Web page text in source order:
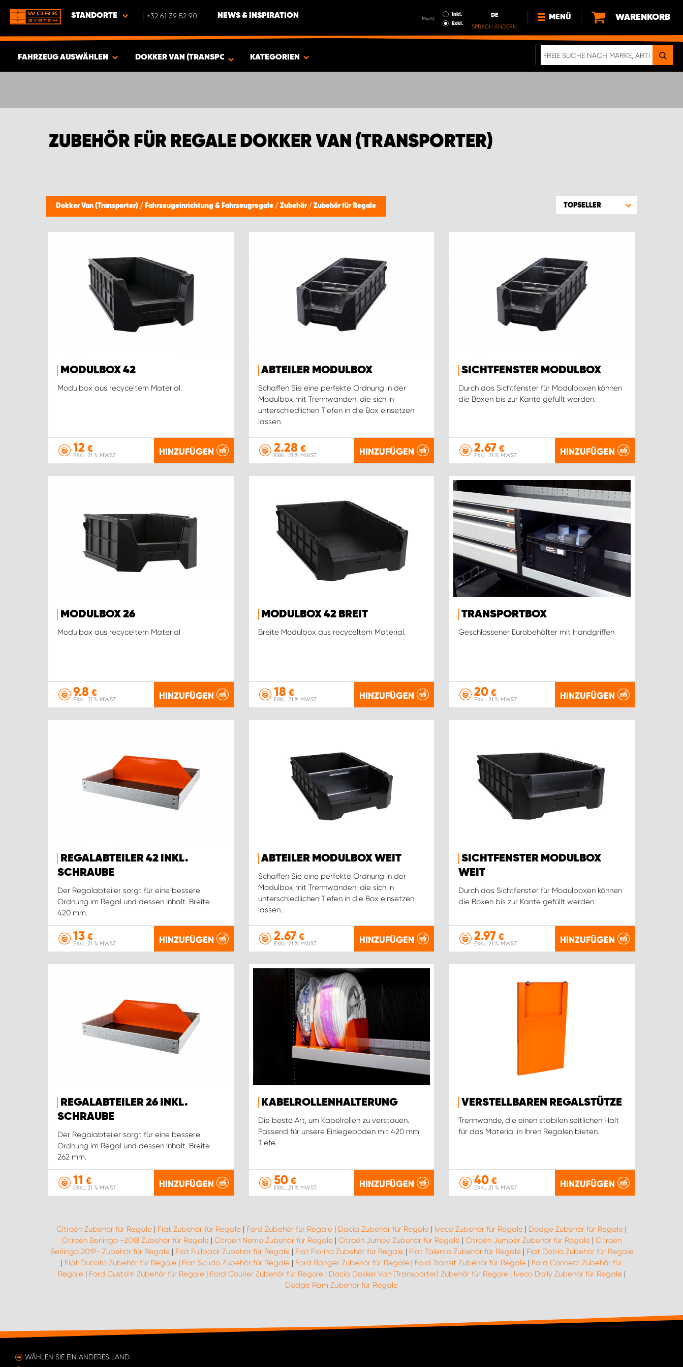
STANDORTE +32 61 39 52 90 NEWS & INSPIRATION MwSt.
Inkl.
Exkl.
DE
SPRACH ÄNDERN
MENÜ
NEWS
WARENKORB
FAHRZEUG AUSWÄHLEN
ARTIKEL
DOKKER VAN (TRANSPORTER) KATEGORIEN
ZUBEHÖR FÜR REGALE DOKKER VAN (TRANSPORTER)
Dokker Van (Transporter) / Fahrzeugeinrichtung & Fahrzeugregale / Zubehör / Zubehör für Regale TOPSELLER
MODULBOX 42
Modulbox aus recyceltem Material.
12 €
EXKL. 21 % MWST. HINZUFÜGEN
ABTEILER MODULBOX
Schaffen Sie eine perfekte Ordnung in der
Modulbox mit Trennwänden, die sich in
unterschiedlichen Tiefen in die Box einsetzen
lassen.
2.28 €
EXKL. 21 % MWST. HINZUFÜGEN
SICHTFENSTER MODULBOX
Durch das Sichtfenster für Modulboxen können
die Boxen bis zur Kante gefüllt werden.
2.67 €
EXKL. 21 % MWST. HINZUFÜGEN
MODULBOX 26
Modulbox aus recyceltem Material
9.8 €
EXKL. 21 % MWST. HINZUFÜGEN
MODULBOX 42 BREIT
Breite Modulbox aus recyceltem Material.
18 €
EXKL. 21 % MWST. HINZUFÜGEN
TRANSPORTBOX
Geschlossener Eurobehälter mit Handgriffen
20 €
EXKL. 21 % MWST. HINZUFÜGEN
REGALABTEILER 42 INKL.
SCHRAUBE
Der Regalabteiler sorgt für eine bessere
Ordnung im Regal und dessen Inhalt. Breite
420 mm.
13 €
EXKL. 21 % MWST. HINZUFÜGEN
ABTEILER MODULBOX WEIT
Schaffen Sie eine perfekte Ordnung in der
Modulbox mit Trennwänden, die sich in
unterschiedlichen Tiefen in die Box einsetzen
lassen.
2.67€
EXKL. 21 % MWST. HINZUFÜGEN
SICHTFENSTER MODULBOX
WEIT
Durch das Sichtfenster für Modulboxen können
die Boxen bis zur Kante gefüllt werden.
2.97 €
EXKL. 21 % MWST. HINZUFÜGEN
REGALABTEILER 26 INKL.
SCHRAUBE
Der Regalabteiler sorgt für eine bessere
Ordnung im Regal und dessen Inhalt. Breite
262 mm.
11 €
EXKL. 21 % MWST. HINZUFÜGEN
KABELROLLENHALTERUNG
Die beste Art, um Kabelrollen zu verstauen.
Passend für unsere Einlegeböden mit 420 mm
Tiefe.
50€
EXKL. 21 % MWST. HINZUFÜGEN
VERSTELLBAREN REGALSTÜTZE
Trennwände, die einen stabilen seitlichen Halt
für das Material in Ihren Regalen bieten.
40 €
EXKL. 21 % MWST. HINZUFÜGEN
Citroën Zubehör für Regale | Fiat Zubehör für Regale | Ford Zubehör für Regale | Dacia Zubehör für Regale | Iveco Zubehör für Regale | Dodge Zubehör für Regale |
Citroën Berlingo -2018 Zubehör für Regale | Citroën Nemo Zubehör für Regale | Citroën Jumpy Zubehör für Regale | Citroën Jumper Zubehör für Regale | Citroën
Berlingo 2019- Zubehör für Regale| Fiat Fullback Zubehör für Regale| Fiat Fiorino Zubehör für Regale| Fiat Talento Zubehör für Regale| Fiat Doblo Zubehör für Regale
| Fiat Ducato Zubehör für Regale | Fiat Scudo Zubehör für Regale | Ford Ranger Zubehör für Regale | Ford Transit Zubehör für Regale | Ford Connect Zubehör für
Regale| Ford Custom Zubehör für Regale| Ford Courier Zubehör für Regale| Dacia Dokker Van (Transporter) Zubehör für Regale| Iveco Daily Zubehör für Regale|
Dodge Ram Zubehör für Regale
WÄHLEN SIE EIN ANDERES LAND